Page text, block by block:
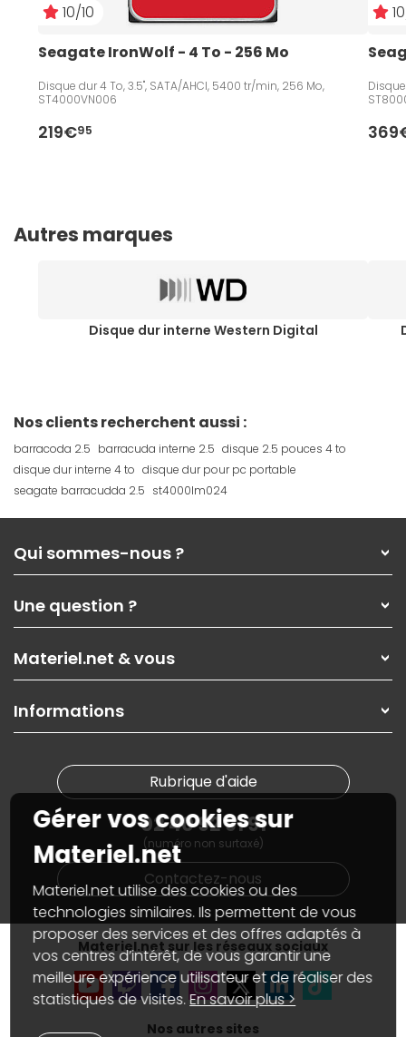
10/10
Seagate IronWolf - 4 To - 256 Mo
Disque dur 4 To, 3.5", SATA/AHCI, 5400 tr/min, 256 Mo,
ST4000VN006
219€95
Autres marques
Disque dur interne Western Digital
Nos clients recherchent aussi :
barracoda 2.5 barracuda interne 2.5 disque 2.5 pouces 4 to
disque dur interne 4 to disque dur pour pc portable
seagate barracudda 2.5 st4000lm024
Qui sommes-nous ?
Nos services
Les magasins Materiel.net
Nos solutions pour les pros
Contactez-nous
Une question ?
Paiement, livraison
Garanties,Pack Zen
SAV, demander un retour
Informations
Materiel.net & vous
On rachète votre carte graphique
PC sur mesure : Votre RDV personnalisé
Materiel.net recrute
Notre programme d'affiliation
Partenariat & Sponsoring
Informations
Nos marques
Conditions générales de vente
Marketplace
Informations légales
Données personnellesetcookies
Gérer vos cookies
Accessibilité : non conforme
Rubrique d'aide
02 40 92 91 91
(numéro non surtaxé)
Contactez-nous
Materiel.net sur les réseaux sociaux
Nos autres sites
Gérer vos cookies sur
Materiel.net
Materiel.net utilise des cookies ou des
technologies similaires. Ils permettent de vous
proposer des services et des offres adaptés à
vos centres d’intérêt, de vous garantir une
meilleure expérience utilisateur et de réaliser des
statistiques de visites.En savoir plus >